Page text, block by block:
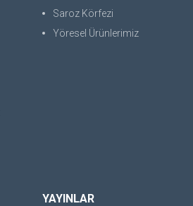
Saroz Körfezi
Yöresel Ürünlerimiz
YAYINLAR